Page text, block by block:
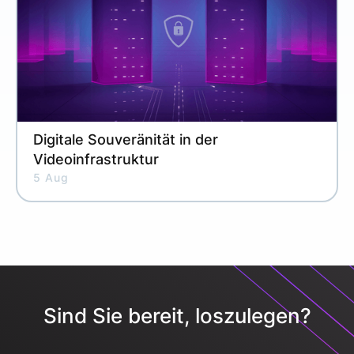
Digitale Souveränität in der
Videoinfrastruktur
5 Aug
Sind Sie bereit, loszulegen?